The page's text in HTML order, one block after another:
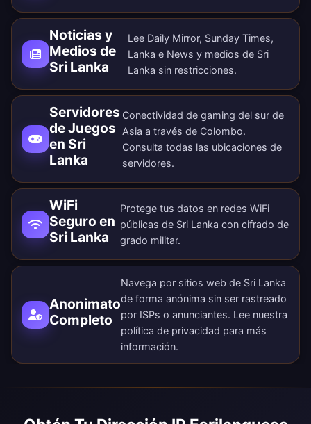
Noticias y
Medios de
Sri Lanka
Lee Daily Mirror, Sunday Times,
Lanka e News y medios de Sri
Lanka sin restricciones.
Servidores
de Juegos
en Sri
Lanka
Conectividad de gaming del sur de
Asia a través de Colombo.
Consulta todas las ubicaciones de
servidores.
WiFi
Seguro en
Sri Lanka
Protege tus datos en redes WiFi
públicas de Sri Lanka con cifrado de
grado militar.
Anonimato
Completo
Navega por sitios web de Sri Lanka
de forma anónima sin ser rastreado
por ISPs o anunciantes. Lee nuestra
política de privacidad para más
información.